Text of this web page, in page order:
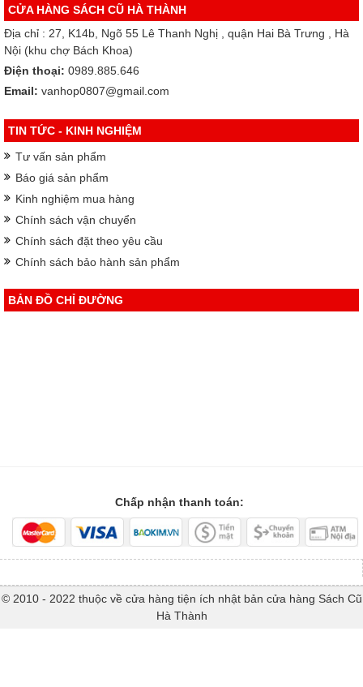
CỬA HÀNG SÁCH CŨ HÀ THÀNH
Địa chỉ : 27, K14b, Ngõ 55 Lê Thanh Nghị , quận Hai Bà Trưng , Hà
Nội (khu chợ Bách Khoa)
Điện thoại: 0989.885.646
Email: vanhop0807@gmail.com
TIN TỨC - KINH NGHIỆM
Tư vấn sản phẩm
Báo giá sản phẩm
Kinh nghiệm mua hàng
Chính sách vận chuyển
Chính sách đặt theo yêu cầu
Chính sách bảo hành sản phẩm
BẢN ĐỒ CHỈ ĐƯỜNG
Chấp nhận thanh toán:
© 2010 - 2022 thuộc về cửa hàng tiện ích nhật bản cửa hàng Sách Cũ
Hà Thành